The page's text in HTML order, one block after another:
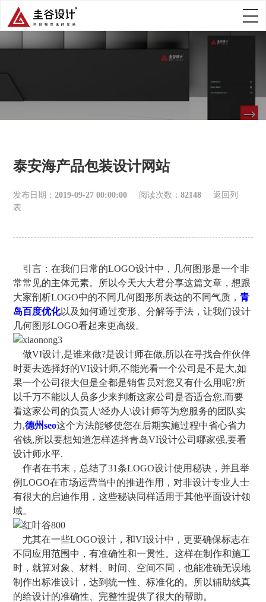
泰安海产品包装设计网站
发布日期：2019-09-27 00:00:00 阅读次数：82148
返回列
表
引言：在我们日常的LOGO设计中，几何图形是一个非
常常见的主体元素。所以今天大大君分享这篇文章，想跟
大家剖析LOGO中的不同几何图形所表达的不同气质，青
岛百度优化以及如何通过变形、分解等手法，让我们设计
几何图形LOGO看起来更高级。
做VI设计,是谁来做?是设计师在做,所以在寻找合作伙伴
时要去选择好的VI设计师,不能光看一个公司是不是大,如
果一个公司很大但是全都是销售员对您又有什么用呢?所
以千万不能以人员多少来判断这家公司是否适合您,而要
看这家公司的负责人\经办人\设计师等为您服务的团队实
力,德州seo这个方法能够使您在后期实施过程中省心省力
省钱,所以要想知道怎样选择青岛VI设计公司哪家强,要看
设计师水平.
作者在书末，总结了31条LOGO设计使用秘诀，并且举
例LOGO在市场运营当中的推进作用，对非设计专业人士
有很大的启迪作用，这些秘诀同样适用于其他平面设计领
域。
尤其在一些LOGO设计，和VI设计中，更要确保标志在
不同应用范围中，有准确性和一贯性。这样在制作和施工
时，就算对象、材料、时间、空间不同，也能准确无误地
制作出标准设计，达到统一性、标准化的。所以辅助线真
的给设计的准确性、完整性提供了很大的帮助。